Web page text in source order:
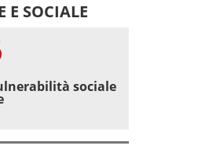
SOCIALE
sociale